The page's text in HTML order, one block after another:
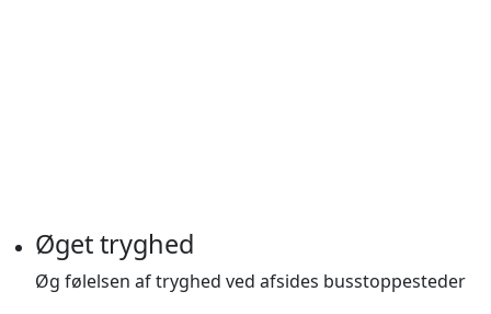
Øget tryghed
Øg følelsen af tryghed ved afsides busstoppesteder